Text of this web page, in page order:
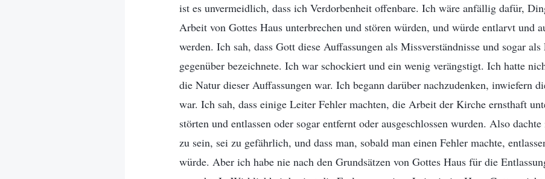
ist es unvermeidlich, dass ich Verdorbenheit offenbare. Ich wäre anfällig dafür,
Arbeit von Gottes Haus unterbrechen und stören würden, und würde entlarvt und
werden. Ich sah, dass Gott diese Auffassungen als Missverständnisse und sogar
gegenüber bezeichnete. Ich war schockiert und ein wenig verängstigt. Ich hatte
die Natur dieser Auffassungen war. Ich begann darüber nachzudenken, inwiefern
war. Ich sah, dass einige Leiter Fehler machten, die Arbeit der Kirche ernsthaft
störten und entlassen oder sogar entfernt oder ausgeschlossen wurden. Also
zu sein, sei zu gefährlich, und dass man, sobald man einen Fehler machte,
würde. Aber ich habe nie nach den Grundsätzen von Gottes Haus für die